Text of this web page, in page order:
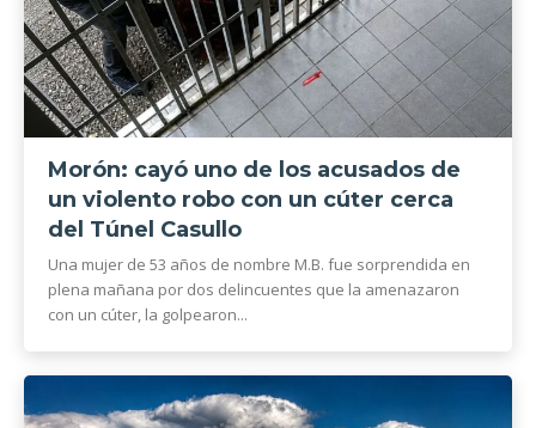
Morón: cayó uno de los acusados de
un violento robo con un cúter cerca
del Túnel Casullo
Una mujer de 53 años de nombre M.B. fue sorprendida en
plena mañana por dos delincuentes que la amenazaron
con un cúter, la golpearon...